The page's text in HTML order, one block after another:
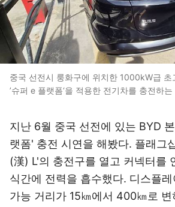
중국 선전시 룽화구에 위치한 1000kW급 초
’슈퍼 e 플랫폼‘을 적용한 전기차를 충전하
지난 6월 중국 선전에 있는 BYD
랫폼' 충전 시연을 해봤다. 플래그
(漢) L'의 충전구를 열고 커넥터를
식간에 전력을 흡수했다. 디스플
가능 거리가 15㎞에서 400㎞로